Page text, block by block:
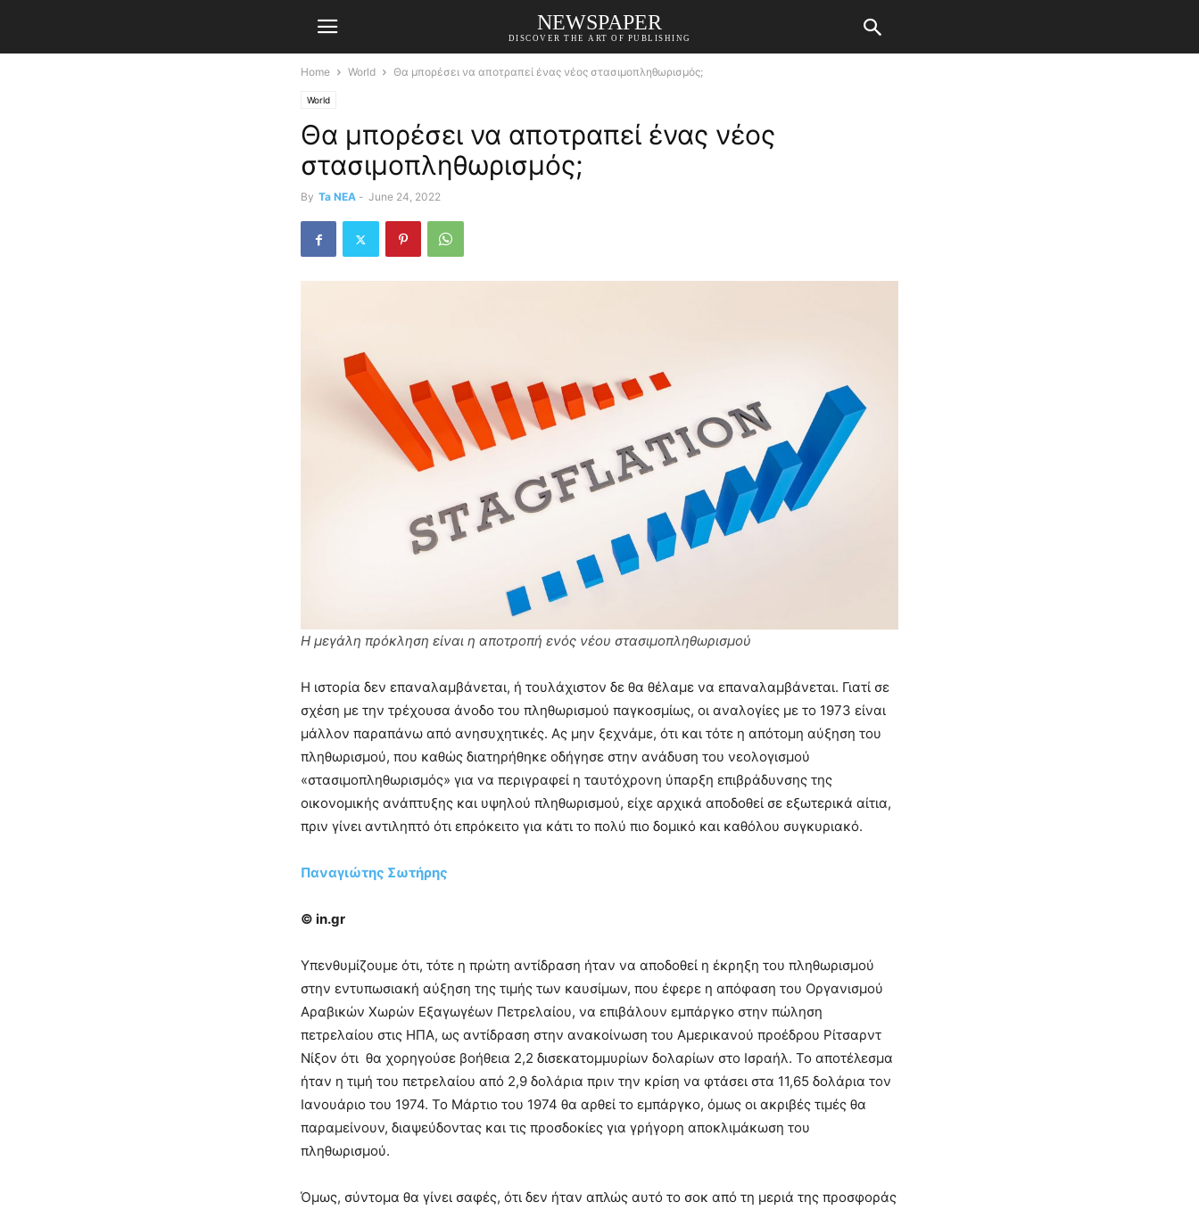
NEWSPAPER
DISCOVER THE ART OF PUBLISHING
Home World Θα μπορέσει να αποτραπεί ένας νέος στασιμοπληθωρισμός;
World
Θα μπορέσει να αποτραπεί ένας νέος
στασιμοπληθωρισμός;
By Ta NEA - June 24, 2022
Η μεγάλη πρόκληση είναι η αποτροπή ενός νέου στασιμοπληθωρισμού
Η ιστορία δεν επαναλαμβάνεται, ή τουλάχιστον δε θα θέλαμε να επαναλαμβάνεται. Γιατί σε
σχέση με την τρέχουσα άνοδο του πληθωρισμού παγκοσμίως, οι αναλογίες με το 1973 είναι
μάλλον παραπάνω από ανησυχητικές. Ας μην ξεχνάμε, ότι και τότε η απότομη αύξηση του
πληθωρισμού, που καθώς διατηρήθηκε οδήγησε στην ανάδυση του νεολογισμού
«στασιμοπληθωρισμός» για να περιγραφεί η ταυτόχρονη ύπαρξη επιβράδυνσης της
οικονομικής ανάπτυξης και υψηλού πληθωρισμού, είχε αρχικά αποδοθεί σε εξωτερικά αίτια,
πριν γίνει αντιληπτό ότι επρόκειτο για κάτι το πολύ πιο δομικό και καθόλου συγκυριακό.
Παναγιώτης Σωτήρης
© in.gr
Υπενθυμίζουμε ότι, τότε η πρώτη αντίδραση ήταν να αποδοθεί η έκρηξη του πληθωρισμού
στην εντυπωσιακή αύξηση της τιμής των καυσίμων, που έφερε η απόφαση του Οργανισμού
Αραβικών Χωρών Εξαγωγέων Πετρελαίου, να επιβάλουν εμπάργκο στην πώληση
πετρελαίου στις ΗΠΑ, ως αντίδραση στην ανακοίνωση του Αμερικανού προέδρου Ρίτσαρντ
Νίξον ότι θα χορηγούσε βοήθεια 2,2 δισεκατομμυρίων δολαρίων στο Ισραήλ. Το αποτέλεσμα
ήταν η τιμή του πετρελαίου από 2,9 δολάρια πριν την κρίση να φτάσει στα 11,65 δολάρια τον
Ιανουάριο του 1974. Το Μάρτιο του 1974 θα αρθεί το εμπάργκο, όμως οι ακριβές τιμές θα
παραμείνουν, διαψεύδοντας και τις προσδοκίες για γρήγορη αποκλιμάκωση του
πληθωρισμού.
Όμως, σύντομα θα γίνει σαφές, ότι δεν ήταν απλώς αυτό το σοκ από τη μεριά της προσφοράς